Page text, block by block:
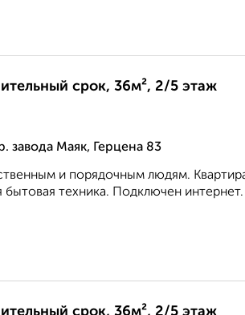
срок, 36м², 2/5 этаж
завода Маяк, Герцена 83
и порядочным людям.
бытовая техника. Подключен
срок, 36м², 2/5 этаж